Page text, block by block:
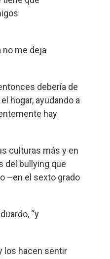
no me deja
debería de
hogar, ayudando a
hay
culturas más y en
del bullying que
–en el sexto grado
“y
los hacen sentir